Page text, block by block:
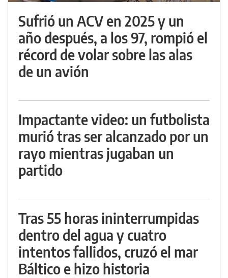
Sufrió un ACV en 2025 y un
año después, a los 97, rompió el
récord de volar sobre las alas
de un avión
Impactante video: un futbolista
murió tras ser alcanzado por un
rayo mientras jugaban un
partido
Tras 55 horas ininterrumpidas
dentro del agua y cuatro
intentos fallidos, cruzó el mar
Báltico e hizo historia